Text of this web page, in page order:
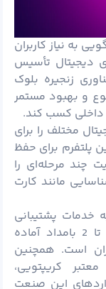
هدف پاسخگویی به نیاز کاربران
دیجیتال تأسیس
زنجیره بلوک
و بهبود مستمر
داخلی کسب کند.
بیش از 1000 ارز دیجیتال مختلف را برای
پلتفرم برای حفظ
چند مرحله‌ای را
مانند کارت
خدمات پشتیبانی
قوی اشاره داشت که از ساعت 8 صبح تا 2 بامداد آماده
است. همچنین
کریپتویی،
این صنعت